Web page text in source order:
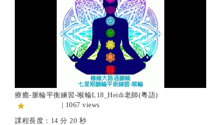
療癒-脈輪平衡練習-喉輪L18_Heidi老師(粵語)
| 1067 views
課程長度：14 分 20 秒